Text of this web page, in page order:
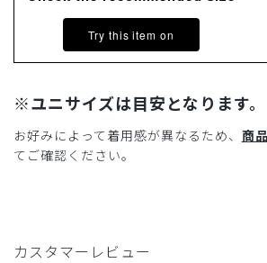
Try this item on
※ユニサイズは目安となります。
お好みによって着用感が異なるため、 商
てご確認ください。
カスタマーレビュー